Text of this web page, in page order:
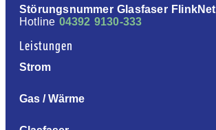
Störungsnummer Glasfaser FlinkNet
Hotline 04392 9130-333
Leistungen
Strom
Gas / Wärme